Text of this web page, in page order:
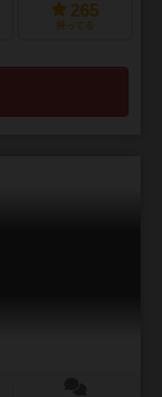
265
持ってる